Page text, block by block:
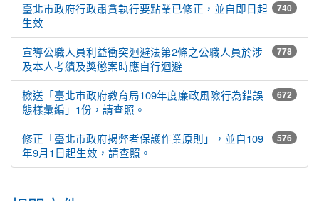
740
臺北市政府行政肅貪執行要點業已修正，並自即日起
生效
778
宣導公職人員利益衝突迴避法第2條之公職人員於涉
及本人考績及獎懲案時應自行迴避
672
檢送「臺北市政府教育局109年度廉政風險行為錯誤
態樣彙編」1份，請查照。
576
修正「臺北市政府揭弊者保護作業原則」，並自109
年9月1日起生效，請查照。